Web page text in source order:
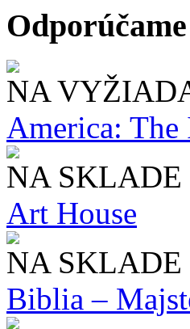
NA
America:
NA SKLADE
Art House
NA SKLADE
Biblia –